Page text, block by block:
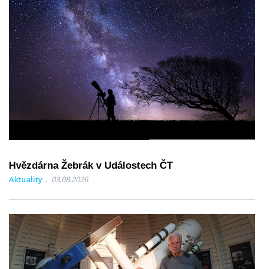
Hvězdárna Žebrák v Událostech ČT
Aktuality 03.08.2026